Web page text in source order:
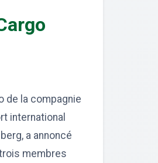
de la compagnie
international
a annoncé
membres